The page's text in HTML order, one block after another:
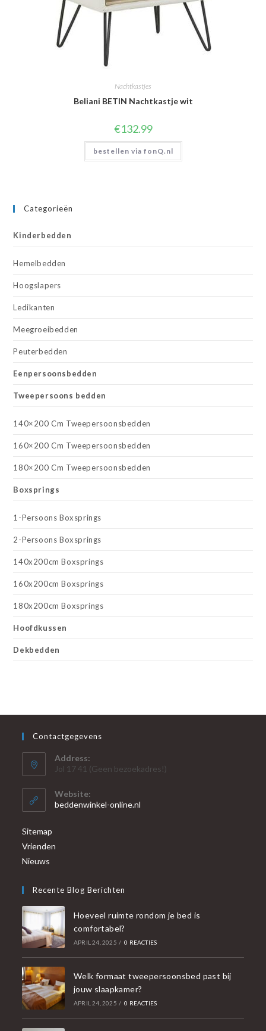
Nachtkastjes
Beliani BETIN Nachtkastje wit
€132.99
bestellen via fonQ.nl
Categorieën
Kinderbedden
Hemelbedden
Hoogslapers
Ledikanten
Meegroeibedden
Peuterbedden
Eenpersoonsbedden
Tweepersoons bedden
140×200 Cm Tweepersoonsbedden
160×200 Cm Tweepersoonsbedden
180×200 Cm Tweepersoonsbedden
Boxsprings
1-Persoons Boxsprings
2-Persoons Boxsprings
140x200cm Boxsprings
160x200cm Boxsprings
180x200cm Boxsprings
Hoofdkussen
Dekbedden
Contactgegevens
Address:
Jol 17 41 (Geen bezoekadres!)
Website:
beddenwinkel-online.nl
Sitemap
Vrienden
Nieuws
Recente Blog Berichten
Hoeveel ruimte rondom je bed is
comfortabel?
APRIL 24, 2025 / 0 REACTIES
Welk formaat tweepersoonsbed past bij
jouw slaapkamer?
APRIL 24, 2025 / 0 REACTIES